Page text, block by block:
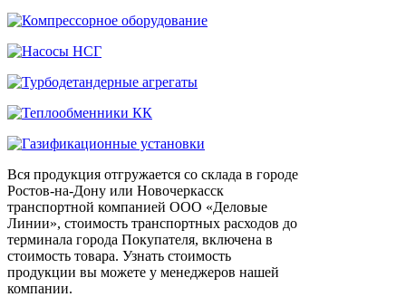
Вся продукция отгружается со склада в городе
Ростов-на-Дону или Новочеркасск
транспортной компанией ООО «Деловые
Линии», стоимость транспортных расходов до
терминала города Покупателя, включена в
стоимость товара. Узнать стоимость
продукции вы можете у менеджеров нашей
компании.